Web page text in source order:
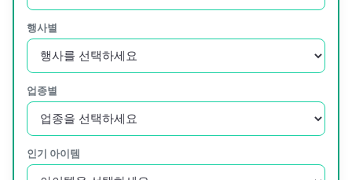
행사별
업종별
인기 아이템